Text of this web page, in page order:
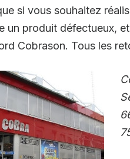
si vous souhaitez
un produit défectueux,
Cobrason. Tous les